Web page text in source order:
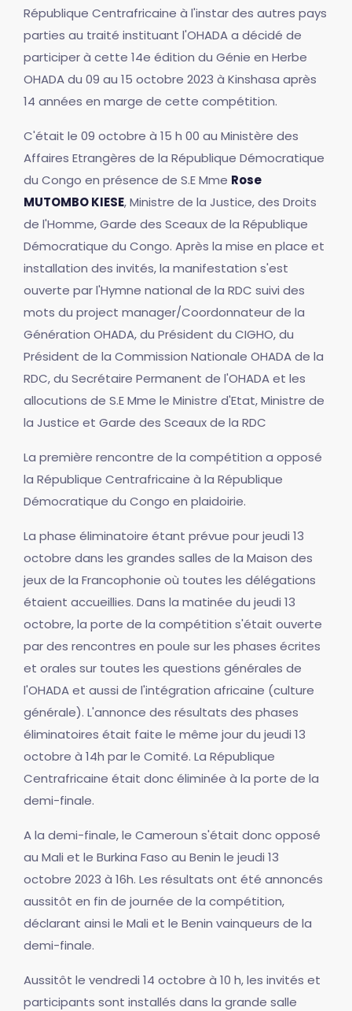
République Centrafricaine à l'instar des autres pays
parties au traité instituant l'OHADA a décidé de
participer à cette 14e édition du Génie en Herbe
OHADA du 09 au 15 octobre 2023 à Kinshasa après
14 années en marge de cette compétition.
C'était le 09 octobre à 15 h 00 au Ministère des
Affaires Etrangères de la République Démocratique
du Congo en présence de S.E Mme Rose
MUTOMBO KIESE, Ministre de la Justice, des Droits
de l'Homme, Garde des Sceaux de la République
Démocratique du Congo. Après la mise en place et
installation des invités, la manifestation s'est
ouverte par l'Hymne national de la RDC suivi des
mots du project manager/Coordonnateur de la
Génération OHADA, du Président du CIGHO, du
Président de la Commission Nationale OHADA de la
RDC, du Secrétaire Permanent de l'OHADA et les
allocutions de S.E Mme le Ministre d'Etat, Ministre de
la Justice et Garde des Sceaux de la RDC
La première rencontre de la compétition a opposé
la République Centrafricaine à la République
Démocratique du Congo en plaidoirie.
La phase éliminatoire étant prévue pour jeudi 13
octobre dans les grandes salles de la Maison des
jeux de la Francophonie où toutes les délégations
étaient accueillies. Dans la matinée du jeudi 13
octobre, la porte de la compétition s'était ouverte
par des rencontres en poule sur les phases écrites
et orales sur toutes les questions générales de
l'OHADA et aussi de l'intégration africaine (culture
générale). L'annonce des résultats des phases
éliminatoires était faite le même jour du jeudi 13
octobre à 14h par le Comité. La République
Centrafricaine était donc éliminée à la porte de la
demi-finale.
A la demi-finale, le Cameroun s'était donc opposé
au Mali et le Burkina Faso au Benin le jeudi 13
octobre 2023 à 16h. Les résultats ont été annoncés
aussitôt en fin de journée de la compétition,
déclarant ainsi le Mali et le Benin vainqueurs de la
demi-finale.
Aussitôt le vendredi 14 octobre à 10 h, les invités et
participants sont installés dans la grande salle